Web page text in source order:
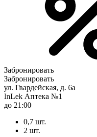
Забронировать
Забронировать
ул. Гвардейская, д. 6а
InLek Аптека №1
до 21:00
0,7 шт.
2 шт.